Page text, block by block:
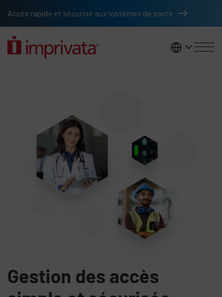
Accès rapide et sécurisé aux systèmes de santé
France
Gestion des accès